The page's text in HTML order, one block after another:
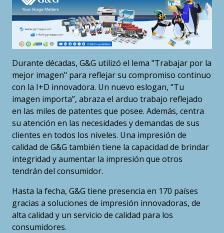
Durante décadas, G&G utilizó el lema "Trabajar por la
mejor imagen" para reflejar su compromiso continuo
con la I+D innovadora. Un nuevo eslogan, “Tu
imagen importa”, abraza el arduo trabajo reflejado
en las miles de patentes que posee. Además, centra
su atención en las necesidades y demandas de sus
clientes en todos los niveles. Una impresión de
calidad de G&G también tiene la capacidad de brindar
integridad y aumentar la impresión que otros
tendrán del consumidor.
Hasta la fecha, G&G tiene presencia en 170 países
gracias a soluciones de impresión innovadoras, de
alta calidad y un servicio de calidad para los
consumidores.